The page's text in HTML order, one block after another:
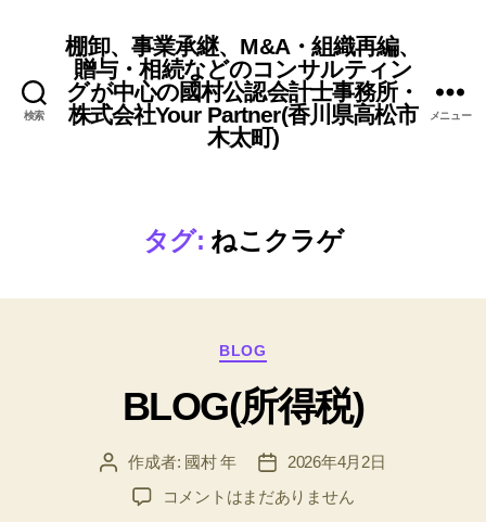
検索
棚卸、事業承継、M&A・組織再編、
贈与・相続などのコンサルティン
グが中心の國村公認会計士事務所・
株式会社Your Partner(香川県高松市
木太町)
メニュー
タグ: ねこクラゲ
カ
ゴ
リ
BLOG
BLOG(所得税)
投
作成者: 國村 年
投
稿
日
2026年4月2日
BLOG(所
コメントはまだありません